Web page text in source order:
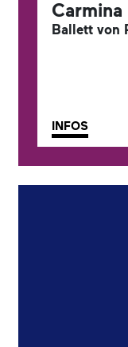
Carmina
Ballett von
INFOS